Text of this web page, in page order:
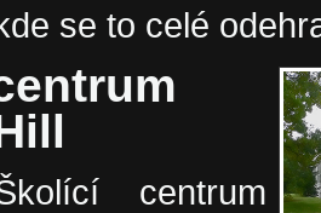
se to celé
centrum